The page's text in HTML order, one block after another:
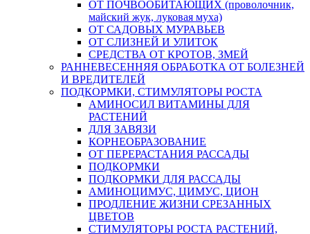
ОТ ПОЧВООБИТАЮЩИХ (проволочник,
майский жук, луковая муха)
ОТ САДОВЫХ МУРАВЬЕВ
ОТ СЛИЗНЕЙ И УЛИТОК
СРЕДСТВА ОТ КРОТОВ, ЗМЕЙ
РАННЕВЕСЕННЯЯ ОБРАБОТКА ОТ БОЛЕЗНЕЙ
И ВРЕДИТЕЛЕЙ
ПОДКОРМКИ, СТИМУЛЯТОРЫ РОСТА
АМИНОСИЛ ВИТАМИНЫ ДЛЯ
РАСТЕНИЙ
ДЛЯ ЗАВЯЗИ
КОРНЕОБРАЗОВАНИЕ
ОТ ПЕРЕРАСТАНИЯ РАССАДЫ
ПОДКОРМКИ
ПОДКОРМКИ ДЛЯ РАССАДЫ
АМИНОЦИМУС, ЦИМУС, ЦИОН
ПРОДЛЕНИЕ ЖИЗНИ СРЕЗАННЫХ
ЦВЕТОВ
СТИМУЛЯТОРЫ РОСТА РАСТЕНИЙ,